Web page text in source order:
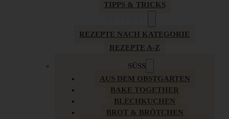
TIPPS & TRICKS
REZEPTE NACH KATEGORIE
REZEPTE A-Z
SÜSS
AUS DEM OBSTGARTEN
BAKE TOGETHER
BLECHKUCHEN
BROT & BRÖTCHEN